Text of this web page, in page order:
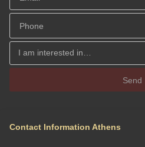
Contact Information Athens
Send